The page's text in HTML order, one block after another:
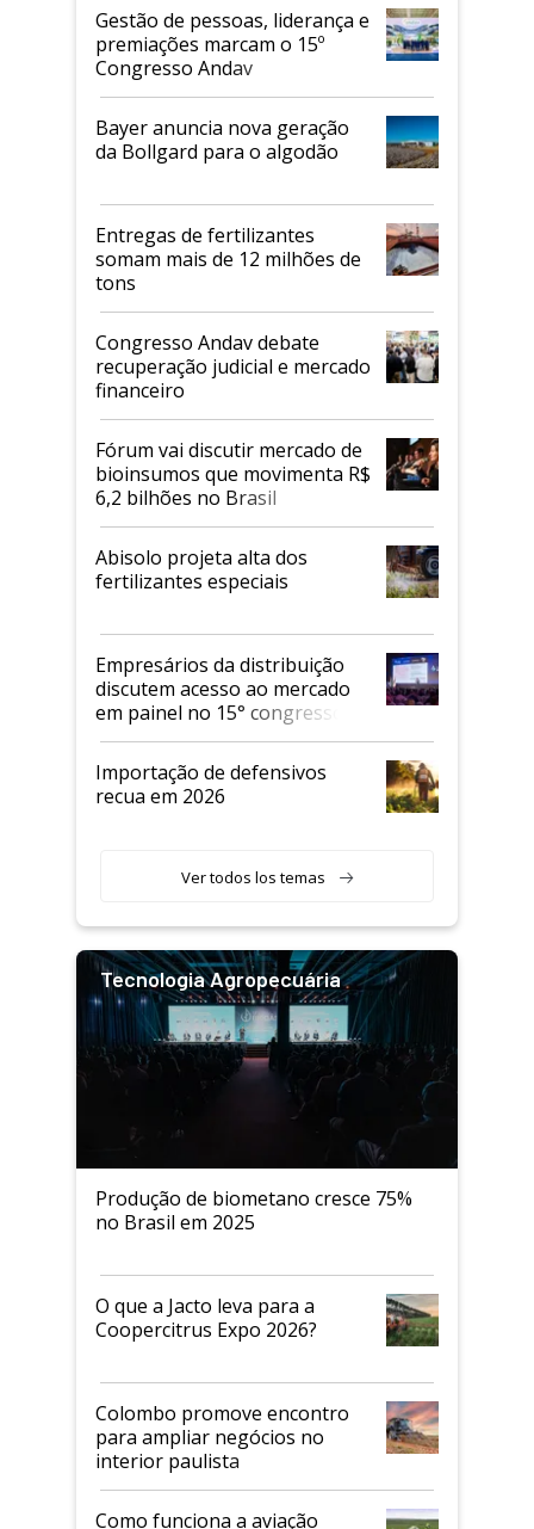
Gestão de pessoas, liderança e
premiações marcam o 15º
Congresso Andav
Bayer anuncia nova geração
da Bollgard para o algodão
Entregas de fertilizantes
somam mais de 12 milhões de
tons
Congresso Andav debate
recuperação judicial e mercado
financeiro
Fórum vai discutir mercado de
bioinsumos que movimenta R$
6,2 bilhões no Brasil
Abisolo projeta alta dos
fertilizantes especiais
Empresários da distribuição
discutem acesso ao mercado
em painel no 15° congresso
Andav
Importação de defensivos
recua em 2026
Ver todos los temas
Tecnologia Agropecuária
Produção de biometano cresce 75%
no Brasil em 2025
O que a Jacto leva para a
Coopercitrus Expo 2026?
Colombo promove encontro
para ampliar negócios no
interior paulista
Como funciona a aviação